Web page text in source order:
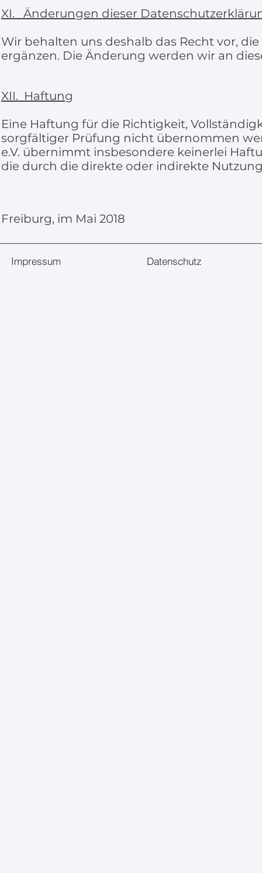
XI. Änderungen dieser
Wir behalten uns deshalb das Recht vor,
ergänzen. Die Änderung werden wir an
XII. Haftung
Eine Haftung für die Richtigkeit,
sorgfältiger Prüfung nicht übernommen
e.V. übernimmt insbesondere keinerlei
die durch die direkte oder indirekte
Freiburg, im Mai 2018
Impressum Datenschutz